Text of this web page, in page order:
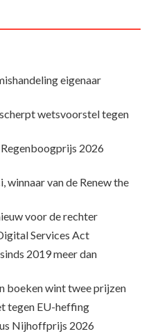
eigenaar
wetsvoorstel tegen
2026
winnaar van de Renew the
voor de rechter
Services Act
2019 meer dan
boeken wint twee prijzen
tegen EU-heffing
Nijhoffprijs 2026